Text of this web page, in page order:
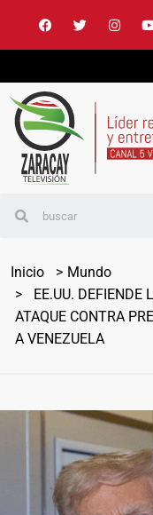
Inicio
Mundo
EE.UU. DEFIENDE
ATAQUE CONTRA
A VENEZUELA